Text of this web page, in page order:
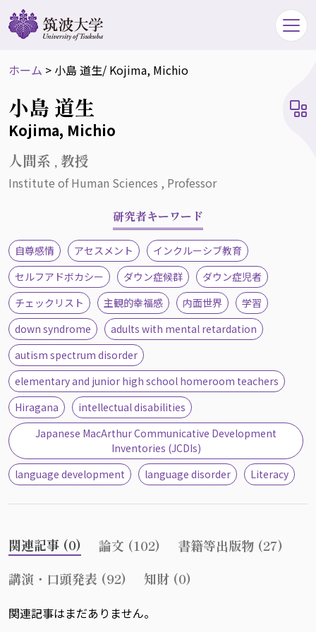
ホーム > 小島 道生/ Kojima, Michio
小島 道生
Kojima, Michio
人間系 , 教授
Institute of Human Sciences , Professor
研究者キーワード
自尊感情 アセスメント
インクルーシブ教育
セルフアドボカシー
ダウン症候群
ダウン症児者
チェックリスト
主観的幸福感 内面世界
学習
down syndrome
adults with mental retardation
autism spectrum disorder
elementary and junior high school homeroom teachers
Hiragana
intellectual disabilities
Japanese MacArthur Communicative Development
Inventories (JCDIs)
language development
language disorder Literacy
関連記事 (0) 論文 (102)
書籍等出版物 (27)
講演・口頭発表 (92)
知財 (0)
関連記事はまだありません。